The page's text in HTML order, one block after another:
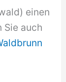
einen
Sie auch